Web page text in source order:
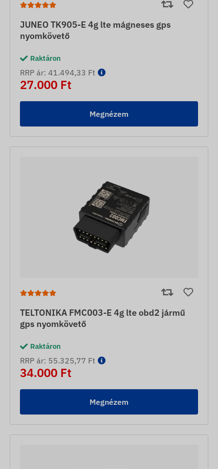
JUNEO TK905-E 4g lte mágneses gps
nyomkövető
Raktáron
RRP ár: 41.494,33 Ft
27.000 Ft
Megnézem
TELTONIKA FMC003-E 4g lte obd2 jármű
gps nyomkövető
Raktáron
RRP ár: 55.325,77 Ft
34.000 Ft
Megnézem